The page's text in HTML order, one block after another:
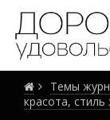
Темы
красота,